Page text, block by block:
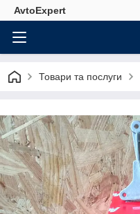
AvtoExpert
Товари та послуги